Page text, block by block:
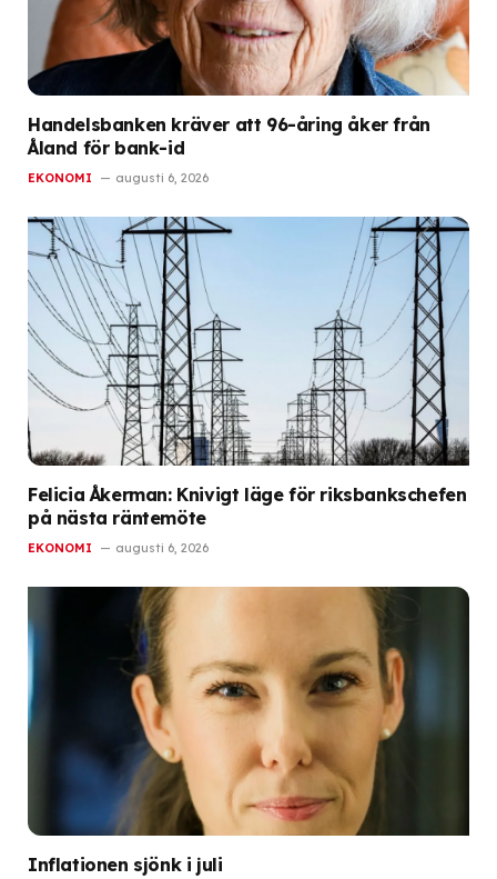
Handelsbanken kräver att 96-åring åker från
Åland för bank-id
EKONOMI augusti 6, 2026
Felicia Åkerman: Knivigt läge för riksbankschefen
på nästa räntemöte
EKONOMI augusti 6, 2026
Inflationen sjönk i juli